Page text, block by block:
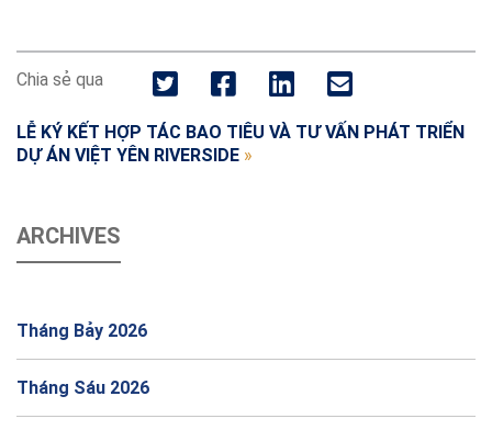
Chia sẻ qua
LỄ KÝ KẾT HỢP TÁC BAO TIÊU VÀ TƯ VẤN PHÁT TRIỂN
DỰ ÁN VIỆT YÊN RIVERSIDE »
ARCHIVES
Tháng Bảy 2026
Tháng Sáu 2026